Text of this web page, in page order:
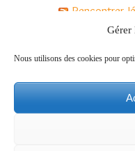
Gérer
Nous utilisons des cookies pour
Rencontrer
Comment vivre le